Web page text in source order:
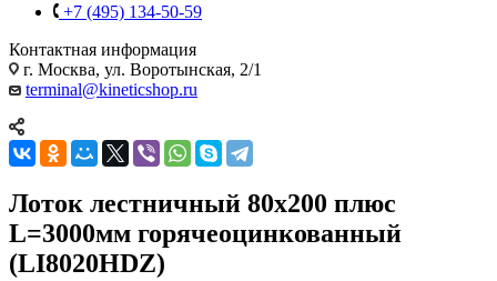
+7 (495) 134-50-59
Контактная информация
г. Москва, ул. Воротынская, 2/1
terminal@kineticshop.ru
Лоток лестничный 80х200 плюс
L=3000мм горячеоцинкованный
(LI8020HDZ)